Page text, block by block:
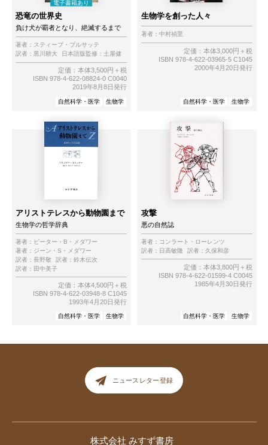
恐竜の世界史
負け犬が覇者となり、絶滅するまで
著者： スティーブ・ブルサッテ
訳者： 黒川耕大 日本語版監修： 土屋健
定価：本体3,500円＋税
ISBN 978-4-622-08824-0 C0040
2019年8月8日発行
自然科学・医学 生物学
生物学を創った人々
著者： 中村禎里
定価：本体3,000円＋税
ISBN 978-4-622-03965-5 C1045
2000年4月20日発行
自然科学・医学 生物学
アリストテレスから動物園まで
生物学の哲学辞典
著者： ピーター・B・メダワー
著者： ジーン・S・メダワー
訳者： 長野敬 訳者： 鈴木伝次
訳者： 田中美子
定価：本体4,500円＋税
ISBN 978-4-622-03948-8 C1045
1993年4月20日発行
自然科学・医学 生物学
攻撃
悪の自然誌
著者： コンラート・ローレンツ
訳者： 日高敏隆 訳者： 久保和彦
定価：本体3,800円＋税
ISBN 978-4-622-01599-4 C0045
1985年4月30日発行
自然科学・医学 生物学
ニュースレター登録
株式会社 みすず書房